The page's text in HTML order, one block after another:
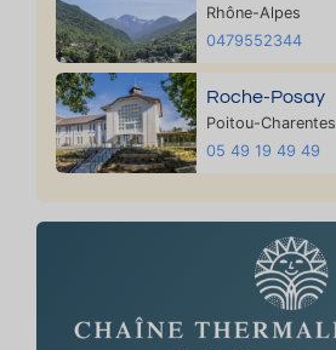
Rhône-Alpes
0479552344
Roche-Posay
Poitou-Charentes
05 49 19 49 49